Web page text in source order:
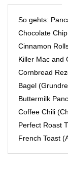
So gehts:
Chocolate
Cinnamon
Killer Mac and
Cornbread
Bagel
Buttermilk
Coffee Chili
Perfect Roast
French Toast